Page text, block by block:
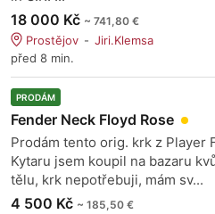
18 000 Kč ~ 741,80 €
Prostějov
Jiri.Klemsa
před 8 min.
PRODÁM
Fender Neck Floyd Rose
Prodám tento orig. krk z Player
Kytaru jsem koupil na bazaru
tělu, krk nepotřebuji, mám sv...
4 500 Kč ~ 185,50 €